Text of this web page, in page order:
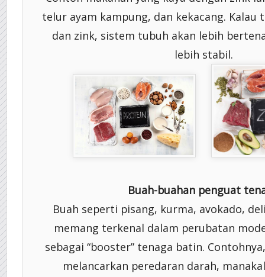
telur ayam kampung, dan kekacang.
dan zink, sistem tubuh akan lebih
lebih stabil.
Buah-buahan penguat
Buah seperti pisang, kurma, avokado,
memang terkenal dalam perubatan
sebagai “booster” tenaga batin.
melancarkan peredaran darah,